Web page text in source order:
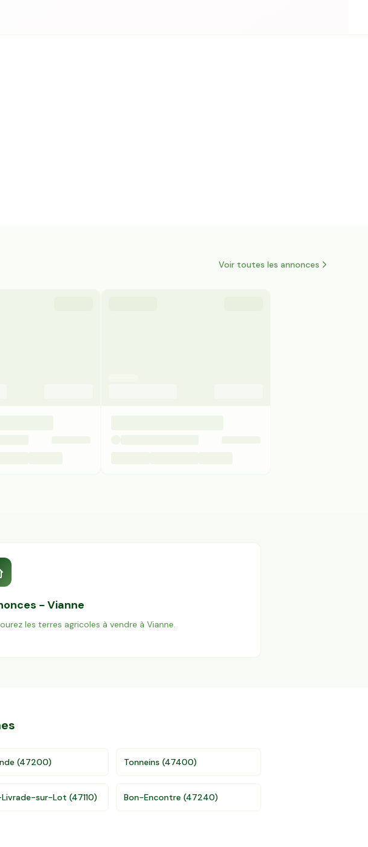
Voir toutes les annonces
- Vianne
les terres agricoles à vendre à Vianne.
(47200) Tonneins (47400)
sur-Lot (47110) Bon-Encontre (47240)